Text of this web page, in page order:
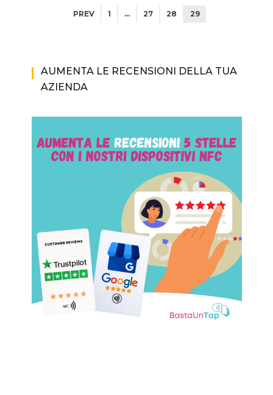
PREV 1 … 27 28 29
AUMENTA LE RECENSIONI DELLA TUA
AZIENDA